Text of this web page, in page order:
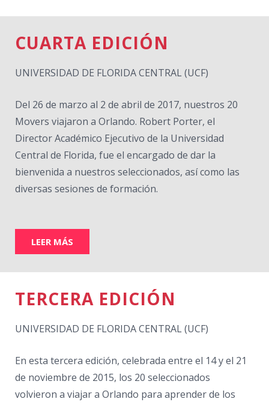
CUARTA EDICIÓN
UNIVERSIDAD DE FLORIDA CENTRAL (UCF)
Del 26 de marzo al 2 de abril de 2017, nuestros 20
Movers viajaron a Orlando. Robert Porter, el
Director Académico Ejecutivo de la Universidad
Central de Florida, fue el encargado de dar la
bienvenida a nuestros seleccionados, así como las
diversas sesiones de formación.
LEER MÁS
TERCERA EDICIÓN
UNIVERSIDAD DE FLORIDA CENTRAL (UCF)
En esta tercera edición, celebrada entre el 14 y el 21
de noviembre de 2015, los 20 seleccionados
volvieron a viajar a Orlando para aprender de los